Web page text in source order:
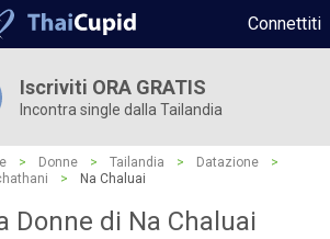
Connettiti
Iscriviti ORA GRATIS
Incontra single dalla Tailandia
> Donne > Tailandia > Datazione
>
> Na Chaluai
Donne di Na Chaluai